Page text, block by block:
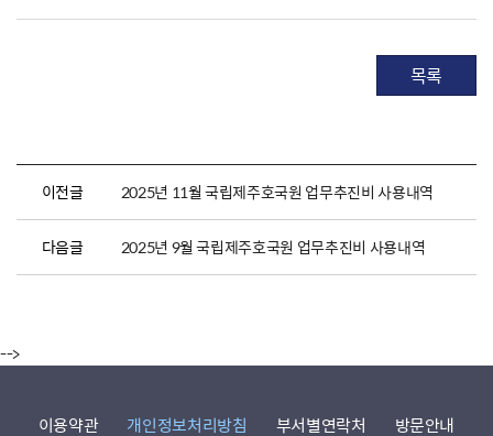
목록
이전글 2025년 11월 국립제주호국원 업무추진비 사용내역
다음글 2025년 9월 국립제주호국원 업무추진비 사용내역
-->
이용약관 개인정보처리방침 부서별연락처 방문안내